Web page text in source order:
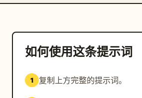
如何使用这条提示词
1 复制上方完整的提示词。